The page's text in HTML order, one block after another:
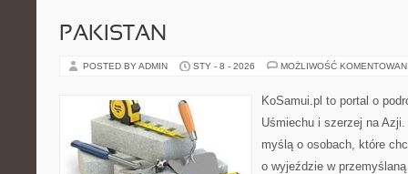
PAKISTAN
POSTED BY ADMIN STY - 8 - 2026 MOŻLIWOŚĆ
KoSamui.pl to portal o
Uśmiechu i szerzej na
myślą o osobach, które
o wyjeździe w